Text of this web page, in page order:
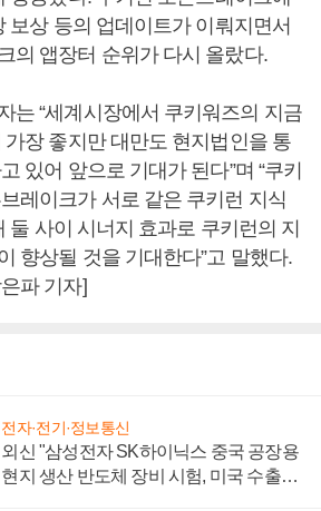
보상 등의 업데이트가 이뤄지면서
의 앱장터 순위가 다시 올랐다.
는 “세계시장에서 쿠키워즈의 지금
장 좋지만 대만도 현지법인을 통
있어 앞으로 기대가 된다”며 “쿠키
레이크가 서로 같은 쿠키런 지식
둘 사이 시너지 효과로 쿠키런의 지
향상될 것을 기대한다”고 말했다.
파 기자]
전자·전기·정보통신
외신 "삼성전자 SK하이닉스 중국 공장용
현지 생산 반도체 장비 시험, 미국 수출통